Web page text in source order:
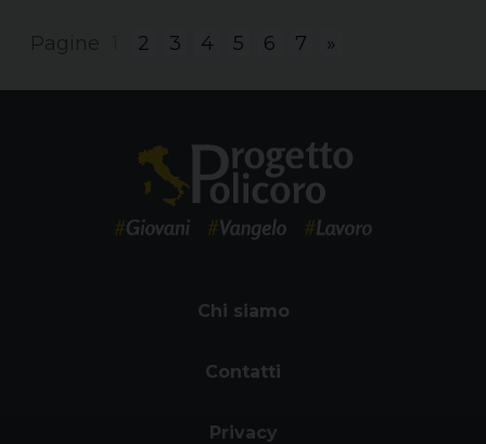
Pagine 2 3 4 5 6 7 »
Chi siamo
Contatti
Privacy